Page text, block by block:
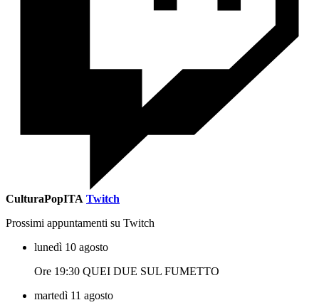
CulturaPopITA Twitch
Prossimi appuntamenti su Twitch
lunedì 10 agosto
Ore 19:30 QUEI DUE SUL FUMETTO
martedì 11 agosto